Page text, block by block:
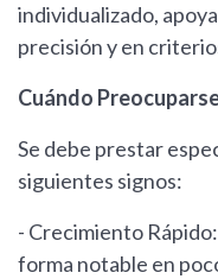
individualizado,
precisión y en
Cuándo
Se debe prestar
siguientes signos:
- Crecimiento
forma notable en